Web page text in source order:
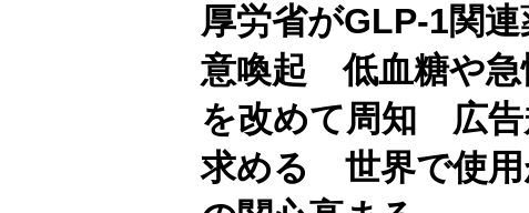
厚労省がGLP-1関
意喚起 低血糖や急
を改めて周知 広告
求める 世界で使用